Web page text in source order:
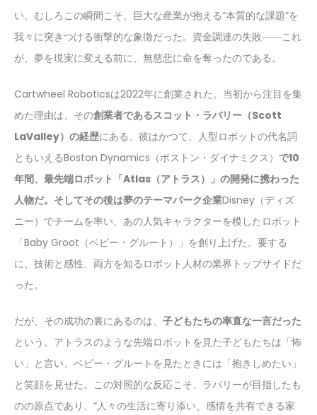
い。むしろこの瞬間こそ、巨大な産業が抱える“本質的な課題”を
我々に突きつける衝撃的な象徴だった。資金調達の失敗――これ
が、夢を現実に変える前に、無慈悲に命を奪ったのである。
Cartwheel Roboticsは2022年に創業された。当初から注目を集
めた理由は、その創業者であるスコット・ラバリー（Scott
LaValley）の経歴にある。彼はかつて、人型ロボットの代名詞
ともいえるBoston Dynamics（ボストン・ダイナミクス） で10
年間、最先端ロボット「Atlas（アトラス）」の開発に携わった
人物だ。そしてその後は夢のテーマパーク企業Disney（ディズ
ニー）でチームを率い、あの人気キャラクターを模したロボット
「Baby Groot（ベビー・グルート）」を創り上げた。要する
に、技術と感性、両方を知るロボット人材の業界トップサイドだ
った。
だが、その成功の裏にあるのは、 子どもたちの率直な一言だった
という。アトラスのような先端ロボットを見た子どもたちは「怖
い」と言い、ベビー・グルートを見たときには「抱きしめたい」
と笑顔を見せた。この対照的な反応こそ、ラバリーが目指したも
のの原点であり、“人々の生活に寄り添い、感情を共有できる家